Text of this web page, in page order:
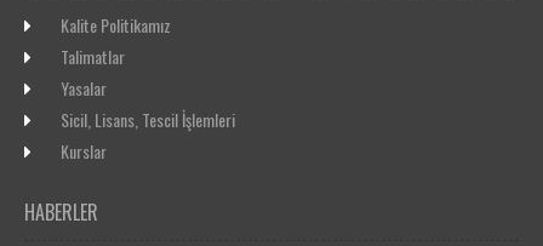
Kalite Politikamız
Talimatlar
Yasalar
Sicil, Lisans, Tescil İşlemleri
Kurslar
HABERLER